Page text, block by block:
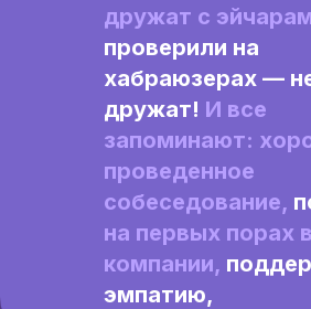
дружат с
проверили на
хабраюзерах —
дружат! И все
запоминают:
проведенное
собеседование,
на первых порах в
компании,
эмпатию,